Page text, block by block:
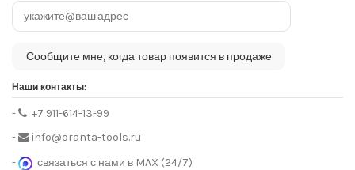
Наши контакты:
-
+7 911-614-13-99
-
info@oranta-tools.ru
-
связаться с нами в MAX (24/7)